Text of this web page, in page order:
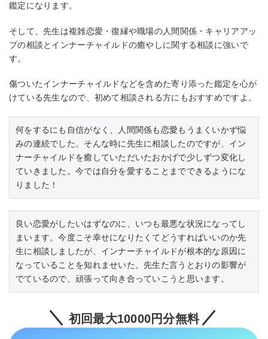
鑑定になります。
そして、先生は複雑恋愛・復縁や職場の人間関係・キャリアアッ
プの相談とインナーチャイルドの癒やしに関する相談に強いで
す。
傷ついたインナーチャイルドなどを含めた寄り添った鑑定を心が
けている先生なので、初めて相談される方にもおすすめですよ。
何をするにも自信がなく、人間関係も恋愛もうまくいかず悩
みの連続でした。そんな時に先生に相談したのですが、イン
ナーチャイルドを癒していただいたおかげで少しずつ変化し
ていきました。今では自分を愛することまでできるようにな
りました！
良い恋愛がしたいはずなのに、いつも最悪な状況になってし
まいます。今度こそ幸せになりたくてどうすればいいのか先
生に相談しましたが、インナーチャイルドが根本的な原因に
なっていることを知れませいた。先生た言うとおりの影響が
でているので、頑張って向き合っていこうと思います。
初回最大10000円分無料